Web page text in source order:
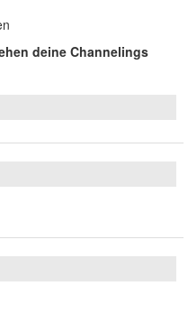
deine Channelings